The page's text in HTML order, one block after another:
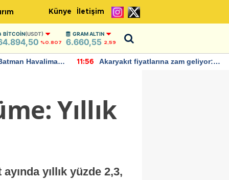
Künye İletişim
BITCOIN(USDT)
%0.807
GRAM ALTIN
6.660,55 2,59
Havalimanı
11:56
Akaryakıt fiyatlarına zam geliyor:
Yıllık
yıllık yüzde 2,3,